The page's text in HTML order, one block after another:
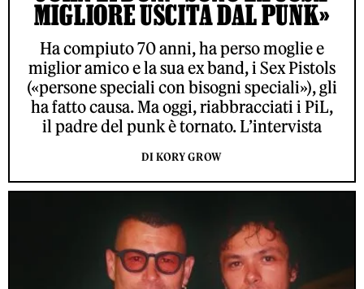
MIGLIORE USCITA DAL PUNK»
Ha compiuto 70 anni, ha perso moglie e
miglior amico e la sua ex band, i Sex Pistols
(«persone speciali con bisogni speciali»), gli
ha fatto causa. Ma oggi, riabbracciati i PiL,
il padre del punk è tornato. L’intervista
DI KORY GROW